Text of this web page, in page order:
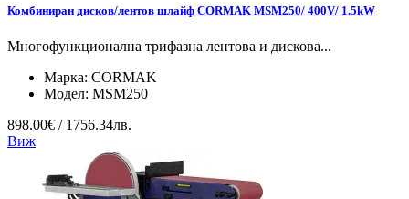
Комбиниран дисков/лентов шлайф CORMAK MSM250/ 400V/ 1.5kW
Многофункционална трифазна лентова и дискова...
Марка: CORMAK
Модел: MSM250
898.00€ / 1756.34лв.
Виж